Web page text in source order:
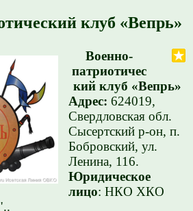
клуб «Вепрь»
Военно-
патриотичес
кий клуб «Вепрь»
Адрес: 624019,
Свердловская обл.
Сысертский р-он, п.
Бобровский, ул.
Ленина, 116.
Юридическое
лицо: НКО ХКО